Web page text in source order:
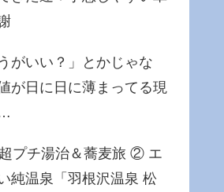
がいい？」とかじゃな
が日に日に薄まってる現
プチ湯治＆蕎麦旅 ② エ
純温泉「羽根沢温泉 松